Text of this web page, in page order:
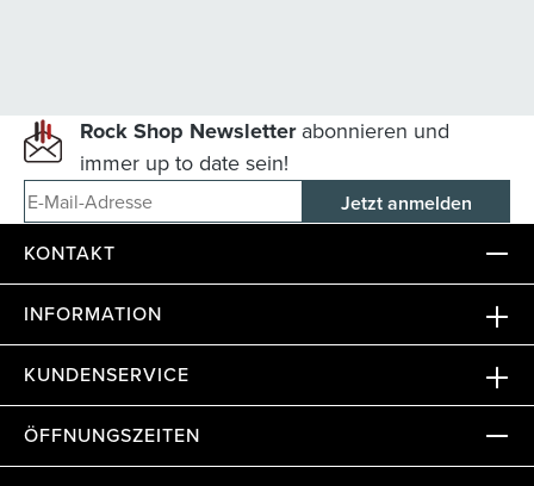
Rock Shop Newsletterabonnieren und
immer up to date sein!
E-Mail-Adresse
KONTAKT
INFORMATION
KUNDENSERVICE
ÖFFNUNGSZEITEN